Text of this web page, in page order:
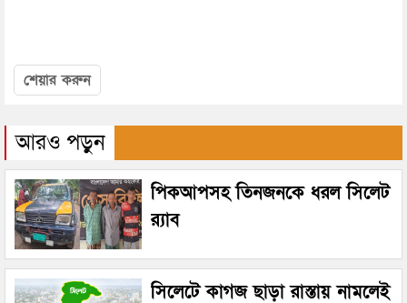
শেয়ার করুন
আরও পড়ুন
পিকআপসহ তিনজনকে ধরল সিলেট
র‌্যাব
সিলেটে কাগজ ছাড়া রাস্তায় নামলেই